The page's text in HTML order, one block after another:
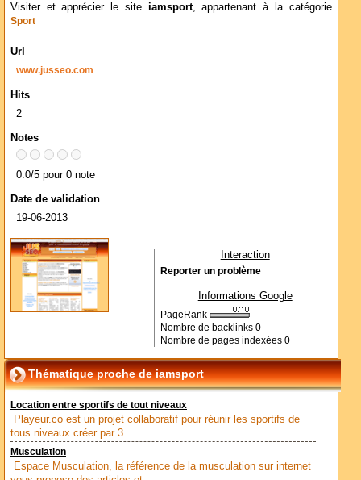
Visiter et apprécier le site iamsport, appartenant à la catégorie
Sport
Url
www.jusseo.com
Hits
2
Notes
0.0/5 pour 0 note
Date de validation
19-06-2013
Interaction
Reporter un problème
Informations Google
PageRank
Nombre de backlinks 0
Nombre de pages indexées 0
Thématique proche de iamsport
Location entre sportifs de tout niveaux
Playeur.co est un projet collaboratif pour réunir les sportifs de
tous niveaux créer par 3...
Musculation
Espace Musculation, la référence de la musculation sur internet